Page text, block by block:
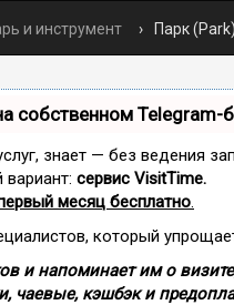
и инструмент Парк (Park)
собственном Telegram-
знает — без ведения
сервис VisitTime.
месяц бесплатно.
который
и напоминает им о
чаевые, кэшбэк и